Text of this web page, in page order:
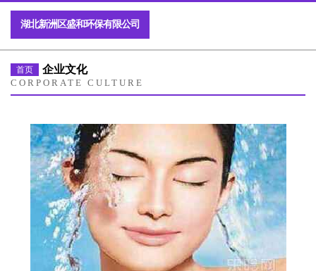
湖北新洲区盛和环保有限公司
首页 企业文化
CORPORATE CULTURE